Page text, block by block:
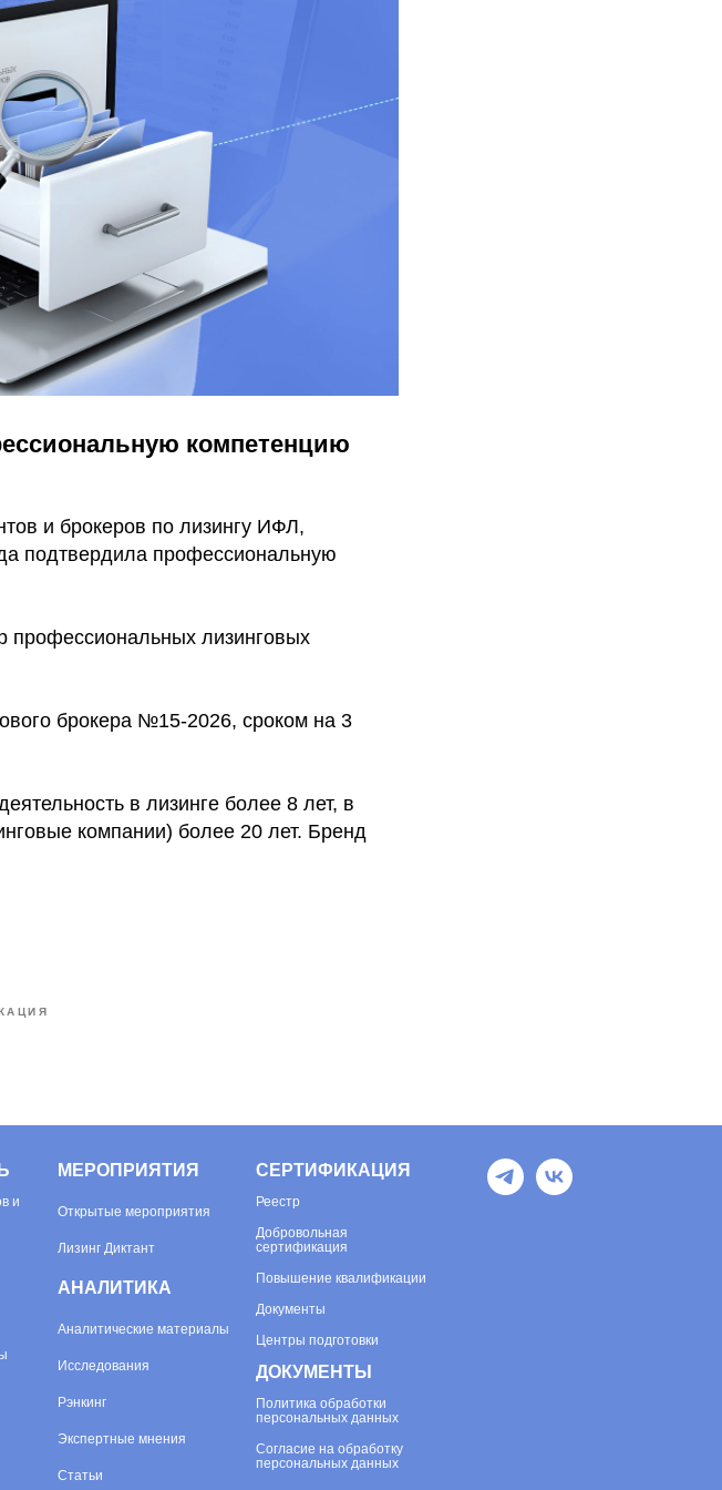
компетенцию
и брокеров по лизингу ИФЛ,
подтвердила профессиональную
профессиональных лизинговых
брокера №15-2026, сроком на 3
в лизинге более 8 лет, в
компании) более 20 лет. Бренд
и
МЕРОПРИЯТИЯ
Открытые мероприятия
Лизинг Диктант
АНАЛИТИКА
Аналитические материалы
Исследования
Рэнкинг
Экспертные мнения
Статьи
СЕРТИФИКАЦИЯ
Реестр
Добровольная
сертификация
Повышение квалификации
Документы
Центры подготовки
ДОКУМЕНТЫ
Политика обработки
персональных данных
Согласие на обработку
персональных данных